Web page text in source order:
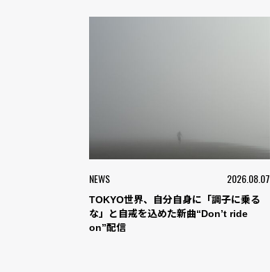
NEWS 2026.08.07
TOKYO世界、自分自身に「調子に乗る
な」と自戒を込めた新曲“Don’t ride
on”配信